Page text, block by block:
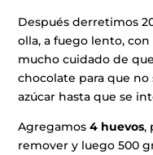
Después derretimos
olla, a fuego lento,
mucho cuidado de
chocolate para que
azúcar hasta que se
Agregamos4 huevos,
remover y luego 500